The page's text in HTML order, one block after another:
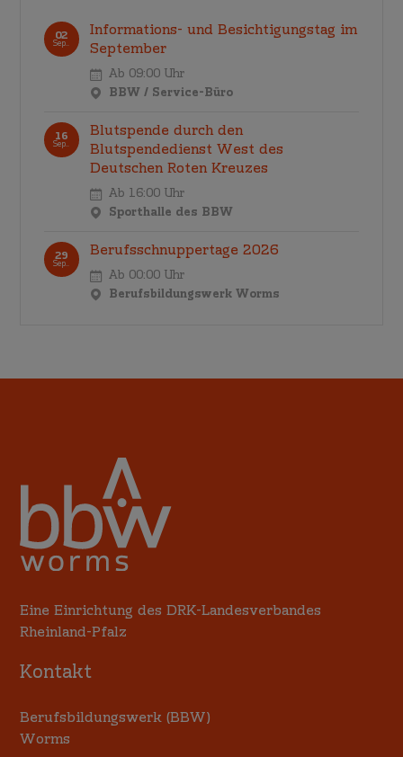
02
Sep..
Informations- und Besichtigungstag im
September
Ab 09:00 Uhr
BBW / Service-Büro
16
Sep..
Blutspende durch den
Blutspendedienst West des
Deutschen Roten Kreuzes
Ab 16:00 Uhr
Sporthalle des BBW
29
Sep..
Berufsschnuppertage 2026
Ab 00:00 Uhr
Berufsbildungswerk Worms
Eine Einrichtung des DRK-Landesverbandes
Rheinland-Pfalz
Kontakt
Berufsbildungswerk (BBW)
Worms